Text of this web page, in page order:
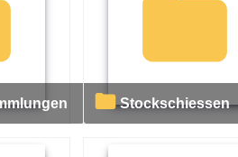
Stockschiessen